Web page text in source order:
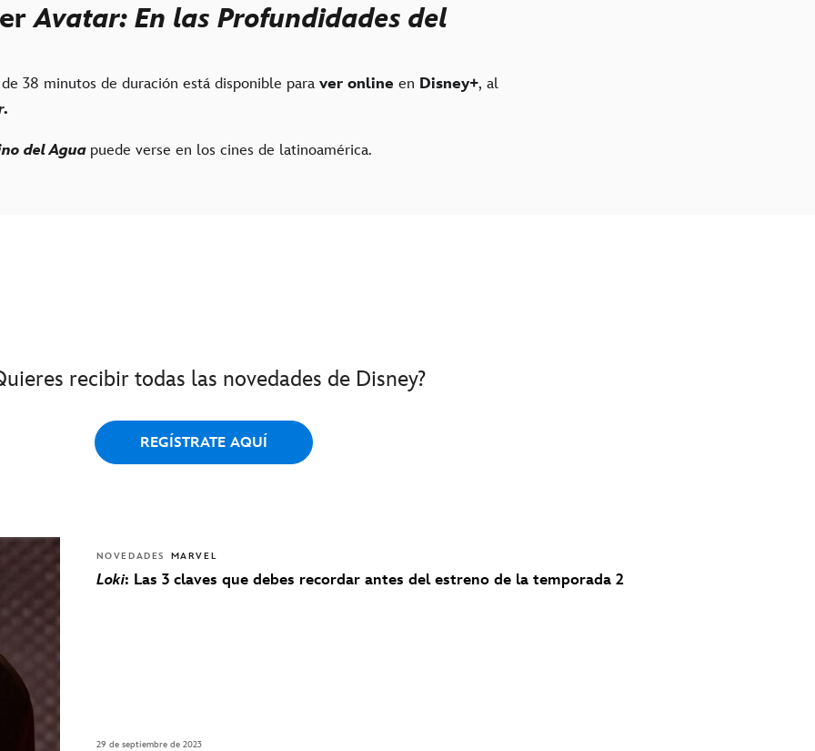
Avatar: En las Profundidades del
38 minutos de duración está disponible para ver online en Disney+, al
del Agua puede verse en los cines de latinoamérica.
recibir todas las novedades de Disney?
REGÍSTRATE AQUÍ
NOVEDADES MARVEL
Loki: Las 3 claves que debes recordar antes del estreno de la temporada 2
29 de septiembre de 2023